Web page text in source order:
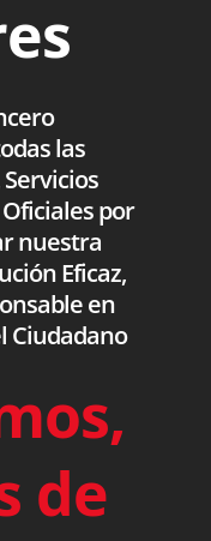
las
por
nuestra
Eficaz,
en
Ciudadano
de